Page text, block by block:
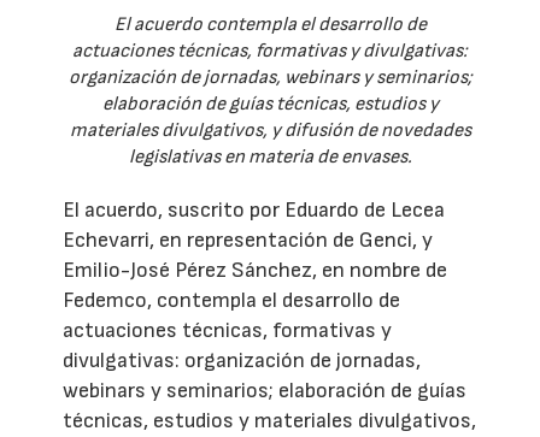
El acuerdo contempla el desarrollo de
actuaciones técnicas, formativas y divulgativas:
organización de jornadas, webinars y seminarios;
elaboración de guías técnicas, estudios y
materiales divulgativos, y difusión de novedades
legislativas en materia de envases.
El acuerdo, suscrito por Eduardo de Lecea
Echevarri, en representación de Genci, y
Emilio-José Pérez Sánchez, en nombre de
Fedemco, contempla el desarrollo de
actuaciones técnicas, formativas y
divulgativas: organización de jornadas,
webinars y seminarios; elaboración de guías
técnicas, estudios y materiales divulgativos,